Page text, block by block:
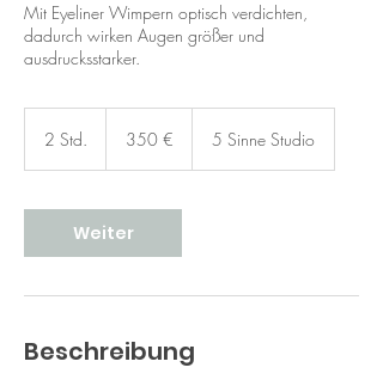
Mit Eyeliner Wimpern optisch verdichten,
dadurch wirken Augen größer und
ausdrucksstarker.
2 Std.
d
.
350 € 5 Sinne Studio
Weiter
Beschreibung